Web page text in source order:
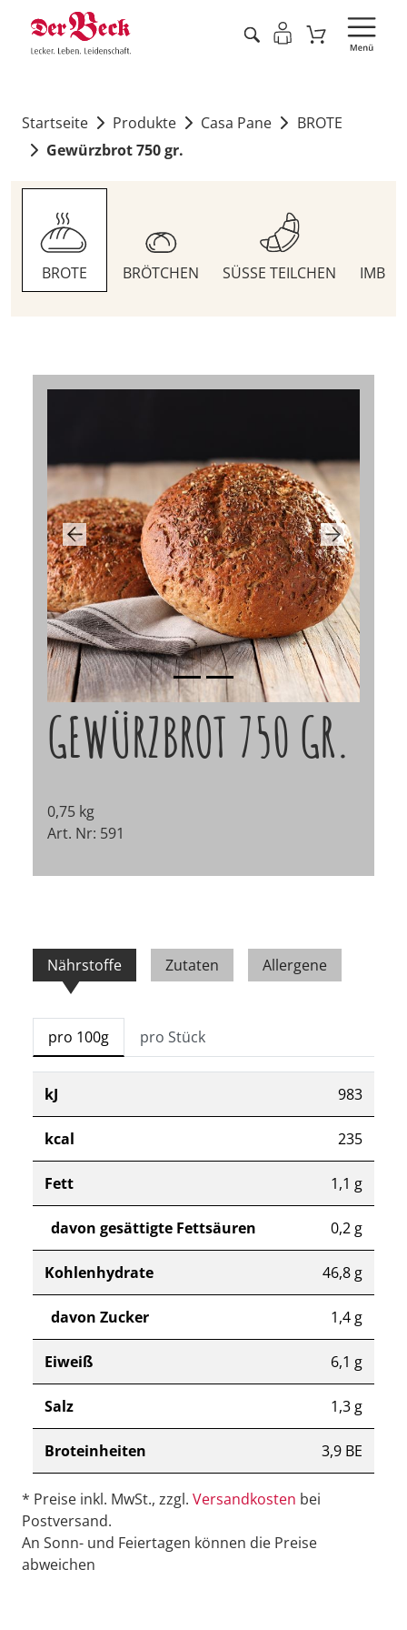
Startseite Produkte Casa Pane
BROTE
Gewürzbrot 750 gr.
BROTE BRÖTCHEN SÜSSE TEILCHEN
Previous Next
GEWÜRZBROT 750 GR.
0,75 kg
Art. Nr: 591
Nährstoffe Zutaten Allergene
pro 100g pro Stück
kJ 983
kcal 235
Fett 1,1 g
davon gesättigte Fettsäuren 0,2 g
Kohlenhydrate 46,8 g
davon Zucker 1,4 g
Eiweiß 6,1 g
Salz 1,3 g
Broteinheiten 3,9 BE
* Preise inkl. MwSt., zzgl. Versandkosten bei
Postversand.
An Sonn- und Feiertagen können die Preise
abweichen